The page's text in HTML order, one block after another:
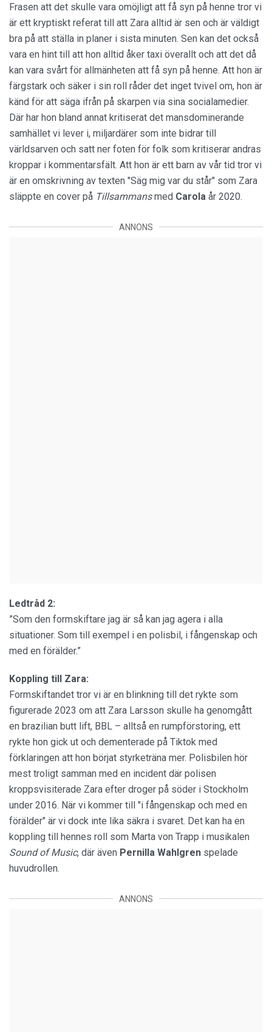
Frasen att det skulle vara omöjligt att få syn på henne tror vi
är ett kryptiskt referat till att Zara alltid är sen och är väldigt
bra på att ställa in planer i sista minuten. Sen kan det också
vara en hint till att hon alltid åker taxi överallt och att det då
kan vara svårt för allmänheten att få syn på henne. Att hon är
färgstark och säker i sin roll råder det inget tvivel om, hon är
känd för att säga ifrån på skarpen via sina socialamedier.
Där har hon bland annat kritiserat det mansdominerande
samhället vi lever i, miljardärer som inte bidrar till
världsarven och satt ner foten för folk som kritiserar andras
kroppar i kommentarsfält. Att hon är ett barn av vår tid tror vi
är en omskrivning av texten "Säg mig var du står" som Zara
släppte en cover på Tillsammansmed Carola år 2020.
ANNONS
Ledtråd 2:
”Som den formskiftare jag är så kan jag agera i alla
situationer. Som till exempel i en polisbil, i fångenskap och
med en förälder.”
Koppling till Zara:
Formskiftandet tror vi är en blinkning till det rykte som
figurerade 2023 om att Zara Larsson skulle ha genomgått
en brazilian butt lift, BBL – alltså en rumpförstoring, ett
rykte hon gick ut och dementerade på Tiktok med
förklaringen att hon börjat styrketräna mer. Polisbilen hör
mest troligt samman med en incident där polisen
kroppsvisiterade Zara efter droger på söder i Stockholm
under 2016. När vi kommer till "i fångenskap och med en
förälder" är vi dock inte lika säkra i svaret. Det kan ha en
koppling till hennes roll som Marta von Trapp i musikalen
Sound of Music, där även Pernilla Wahlgren spelade
huvudrollen.
ANNONS